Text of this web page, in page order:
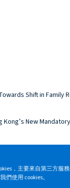
Shift in Family
Kong’s New
，主要來自第三方服
們使用 cookies。